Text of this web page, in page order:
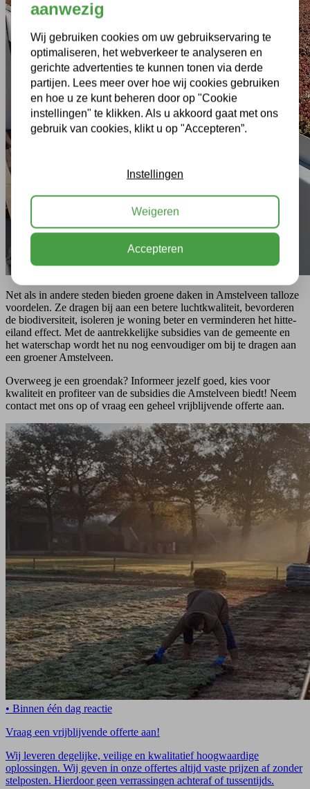
Net als in andere steden bieden groene daken in Amstelveen talloze
voordelen. Ze dragen bij aan een betere luchtkwaliteit, bevorderen
de biodiversiteit, isoleren je woning beter en verminderen het hitte-
eiland effect. Met de aantrekkelijke subsidies van de gemeente en
het waterschap wordt het nu nog eenvoudiger om bij te dragen aan
een groener Amstelveen.
Overweeg je een groendak? Informeer jezelf goed, kies voor
kwaliteit en profiteer van de subsidies die Amstelveen biedt! Neem
contact met ons op of vraag een geheel vrijblijvende offerte aan.
• Binnen één dag reactie
Vraag een vrijblijvende offerte aan!
Wij leveren degelijke, veilige en kwalitatief hoogwaardige
oplossingen. Wij geven in onze offertes altijd vaste prijzen af zonder
stelposten. Hierdoor geen verrassingen achteraf of tussentijds.
aanwezig
Wij gebruiken cookies om uw gebruikservaring te
optimaliseren, het webverkeer te analyseren en
gerichte advertenties te kunnen tonen via derde
partijen. Lees meer over hoe wij cookies gebruiken
en hoe u ze kunt beheren door op "Cookie
instellingen" te klikken. Als u akkoord gaat met ons
gebruik van cookies, klikt u op "Accepteren”.
Instellingen
Weigeren
Accepteren